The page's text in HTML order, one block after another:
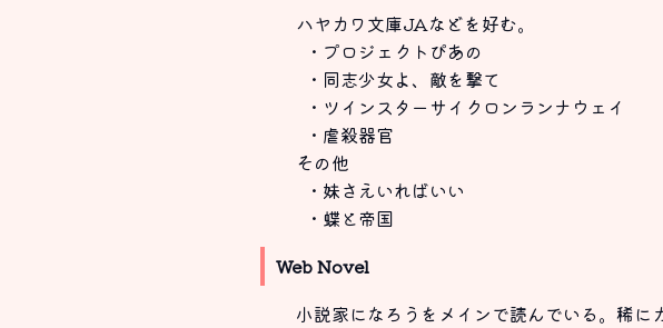
ハヤカワ文庫JAなどを好む。
・プロジェクトぴあの
・同志少女よ、敵を撃て
・ツインスターサイクロンランナウェイ
・虐殺器官
その他
・妹さえいればいい
・蝶と帝国
Web Novel
小説家になろうをメインで読んでいる。稀に